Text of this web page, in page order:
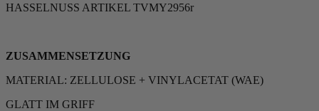
HASSELNUSS ARTIKEL TVMY2956r
ZUSAMMENSETZUNG
MATERIAL: ZELLULOSE + VINYLACETAT (WAE)
GLATT IM GRIFF